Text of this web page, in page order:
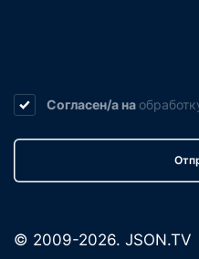
Согласен/а на
© 2009-2026. JSON.TV